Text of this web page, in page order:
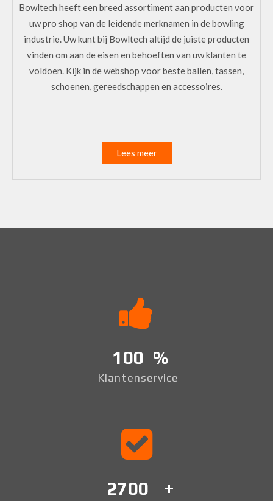
Bowltech heeft een breed assortiment aan producten voor
uw pro shop van de leidende merknamen in de bowling
industrie. Uw kunt bij Bowltech altijd de juiste producten
vinden om aan de eisen en behoeften van uw klanten te
voldoen. Kijk in de webshop voor beste ballen, tassen,
schoenen, gereedschappen en accessoires.
Lees meer
100
Klantenservice
2700